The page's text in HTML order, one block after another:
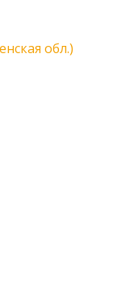
обл.)